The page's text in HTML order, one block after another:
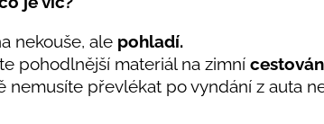
nekouše, ale pohladí.
pohodlnější materiál na zimní
nemusíte převlékat po vyndání z auta